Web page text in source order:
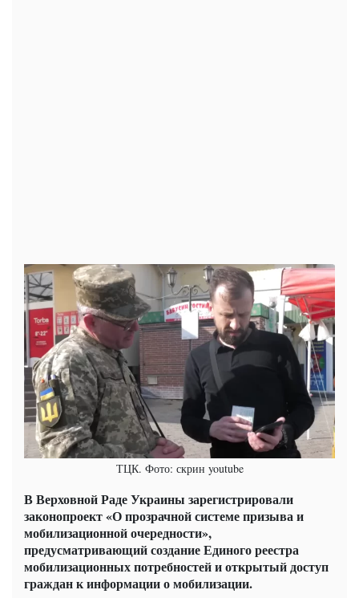
ТЦК. Фото: скрин youtube
В Верховной Раде Украины зарегистрировали
законопроект «О прозрачной системе призыва и
мобилизационной очередности»,
предусматривающий создание Единого реестра
мобилизационных потребностей и открытый доступ
граждан к информации о мобилизации.